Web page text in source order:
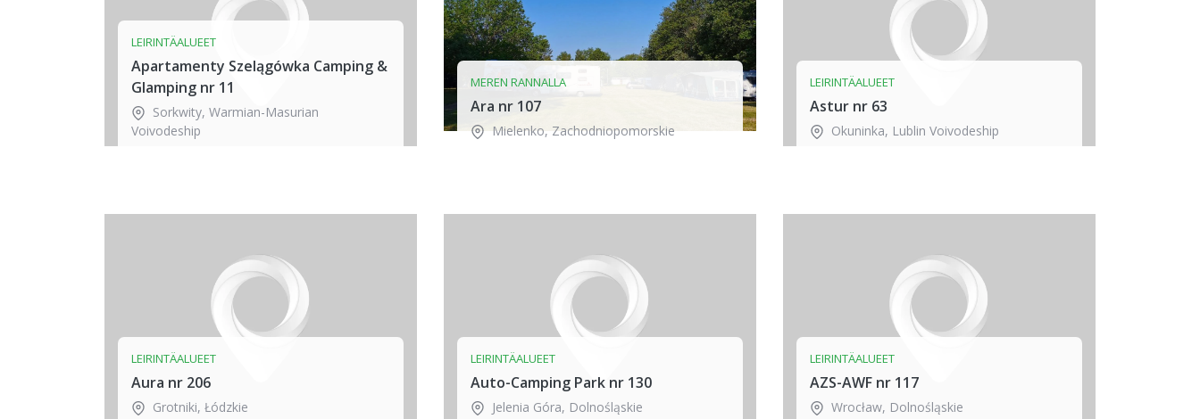
LEIRINTÄALUEET
Apartamenty Szelągówka Camping &
Glamping nr 11
Sorkwity, Warmian-Masurian
Voivodeship
MEREN RANNALLA
Ara nr 107
Mielenko, Zachodniopomorskie
LEIRINTÄALUEET
Astur nr 63
Okuninka, Lublin Voivodeship
LEIRINTÄALUEET
Aura nr 206
Grotniki, Łódzkie
LEIRINTÄALUEET
Auto-Camping Park nr 130
Jelenia Góra, Dolnośląskie
LEIRINTÄALUEET
AZS-AWF nr 117
Wrocław, Dolnośląskie